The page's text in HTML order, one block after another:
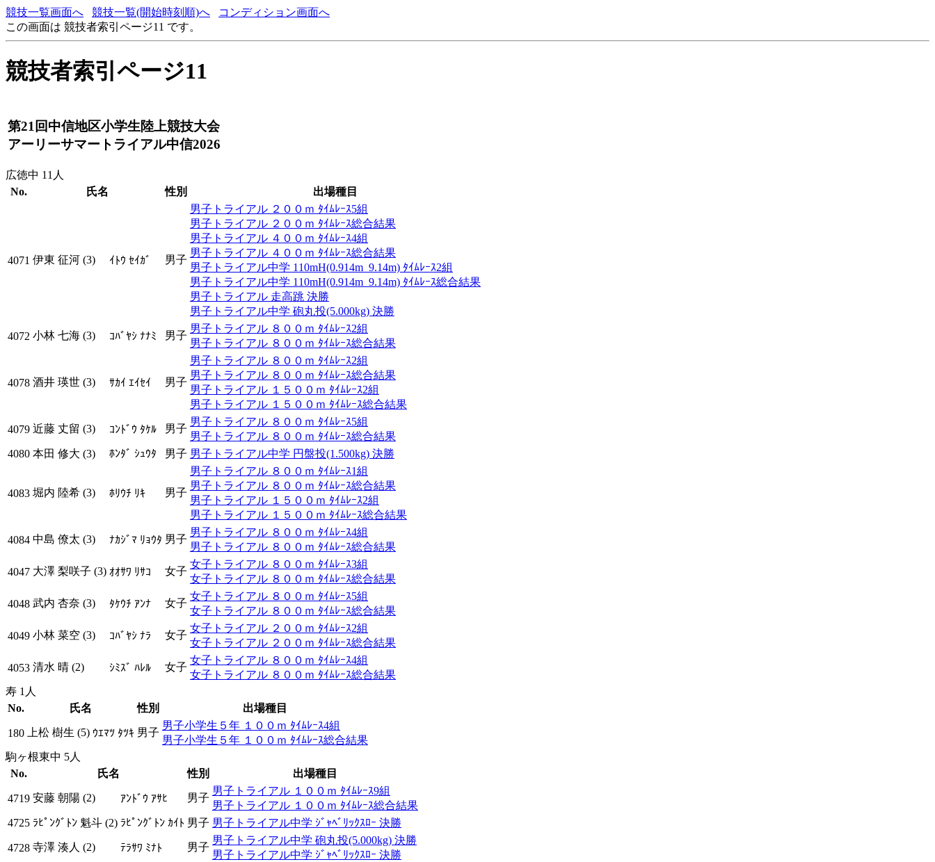
競技一覧画面へ 競技一覧(開始時刻順)へ
コンディション画面へ
この画面は 競技者索引ページ11 です。
競技者索引ページ11
第21回中信地区小学生陸上競技大会
アーリーサマートライアル中信2026
広徳中 11人
No.
氏名 性別 出場種目
4071 伊東 征河 (3) ｲﾄｳ ｾｲｶﾞ 男子
男子トライアル ２００ｍ ﾀｲﾑﾚｰｽ5組
男子トライアル ２００ｍ ﾀｲﾑﾚｰｽ総合結果
男子トライアル ４００ｍ ﾀｲﾑﾚｰｽ4組
男子トライアル ４００ｍ ﾀｲﾑﾚｰｽ総合結果
男子トライアル中学 110mH(0.914m_9.14m) ﾀｲﾑﾚｰｽ2組
男子トライアル中学 110mH(0.914m_9.14m) ﾀｲﾑﾚｰｽ総合結果
男子トライアル 走高跳 決勝
男子トライアル中学 砲丸投(5.000kg) 決勝
4072 小林 七海 (3) ｺﾊﾞﾔｼ ﾅﾅﾐ 男子
男子トライアル ８００ｍ ﾀｲﾑﾚｰｽ2組
男子トライアル ８００ｍ ﾀｲﾑﾚｰｽ総合結果
4078 酒井 瑛世 (3) ｻｶｲ ｴｲｾｲ 男子
男子トライアル ８００ｍ ﾀｲﾑﾚｰｽ2組
男子トライアル ８００ｍ ﾀｲﾑﾚｰｽ総合結果
男子トライアル １５００ｍ ﾀｲﾑﾚｰｽ2組
男子トライアル １５００ｍ ﾀｲﾑﾚｰｽ総合結果
4079 近藤 丈留 (3) ｺﾝﾄﾞｳ ﾀｹﾙ 男子
男子トライアル ８００ｍ ﾀｲﾑﾚｰｽ5組
男子トライアル ８００ｍ ﾀｲﾑﾚｰｽ総合結果
4080 本田 修大 (3) ﾎﾝﾀﾞ ｼｭｳﾀ 男子 男子トライアル中学 円盤投(1.500kg) 決勝
4083 堀内 陸希 (3) ﾎﾘｳﾁ ﾘｷ 男子
男子トライアル ８００ｍ ﾀｲﾑﾚｰｽ1組
男子トライアル ８００ｍ ﾀｲﾑﾚｰｽ総合結果
男子トライアル １５００ｍ ﾀｲﾑﾚｰｽ2組
男子トライアル １５００ｍ ﾀｲﾑﾚｰｽ総合結果
4084 中島 僚太 (3) ﾅｶｼﾞﾏ ﾘｮｳﾀ 男子
男子トライアル ８００ｍ ﾀｲﾑﾚｰｽ4組
男子トライアル ８００ｍ ﾀｲﾑﾚｰｽ総合結果
4047 大澤 梨咲子 (3) ｵｵｻﾜ ﾘｻｺ 女子
女子トライアル ８００ｍ ﾀｲﾑﾚｰｽ3組
女子トライアル ８００ｍ ﾀｲﾑﾚｰｽ総合結果
4048 武内 杏奈 (3) ﾀｹｳﾁ ｱﾝﾅ 女子
女子トライアル ８００ｍ ﾀｲﾑﾚｰｽ5組
女子トライアル ８００ｍ ﾀｲﾑﾚｰｽ総合結果
4049 小林 菜空 (3) ｺﾊﾞﾔｼ ﾅﾗ 女子
女子トライアル ２００ｍ ﾀｲﾑﾚｰｽ2組
女子トライアル ２００ｍ ﾀｲﾑﾚｰｽ総合結果
4053 清水 晴 (2) ｼﾐｽﾞ ﾊﾚﾙ 女子
女子トライアル ８００ｍ ﾀｲﾑﾚｰｽ4組
女子トライアル ８００ｍ ﾀｲﾑﾚｰｽ総合結果
寿 1人
No.
氏名 性別 出場種目
180 上松 樹生 (5) ｳｴﾏﾂ ﾀﾂｷ 男子
男子小学生５年 １００ｍ ﾀｲﾑﾚｰｽ4組
男子小学生５年 １００ｍ ﾀｲﾑﾚｰｽ総合結果
駒ヶ根東中 5人
No.
氏名 性別 出場種目
4719 安藤 朝陽 (2) ｱﾝﾄﾞｳ ｱｻﾋ 男子
男子トライアル １００ｍ ﾀｲﾑﾚｰｽ9組
男子トライアル １００ｍ ﾀｲﾑﾚｰｽ総合結果
4725 ﾗﾋﾟﾝｸﾞﾄﾝ 魁斗 (2) ﾗﾋﾟﾝｸﾞﾄﾝ ｶｲﾄ 男子 男子トライアル中学 ｼﾞｬﾍﾞﾘｯｸｽﾛｰ 決勝
4728 寺澤 湊人 (2) ﾃﾗｻﾜ ﾐﾅﾄ 男子
男子トライアル中学 砲丸投(5.000kg) 決勝
男子トライアル中学 ｼﾞｬﾍﾞﾘｯｸｽﾛｰ 決勝